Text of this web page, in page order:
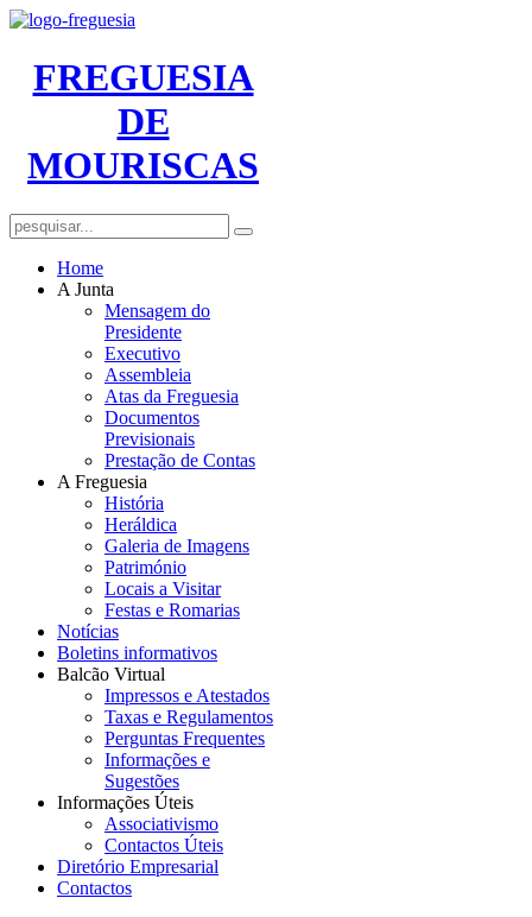
FREGUESIA
DE
MOURISCAS
Home
A Junta
Mensagem do
Presidente
Executivo
Assembleia
Atas da Freguesia
Documentos
Previsionais
Prestação de Contas
A Freguesia
História
Heráldica
Galeria de Imagens
Património
Locais a Visitar
Festas e Romarias
Notícias
Boletins informativos
Balcão Virtual
Impressos e Atestados
Taxas e Regulamentos
Perguntas Frequentes
Informações e
Sugestões
Informações Úteis
Associativismo
Contactos Úteis
Diretório Empresarial
Contactos